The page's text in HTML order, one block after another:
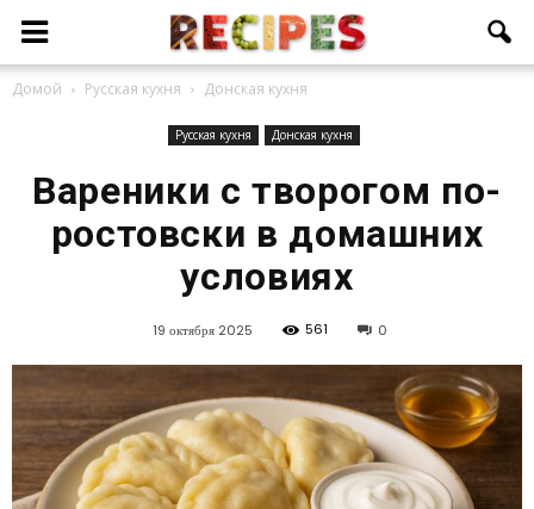
Домой Русская кухня Донская кухня
Русская кухня Донская кухня
Вареники с творогом по-
ростовски в домашних
условиях
19 октября 2025 561 0